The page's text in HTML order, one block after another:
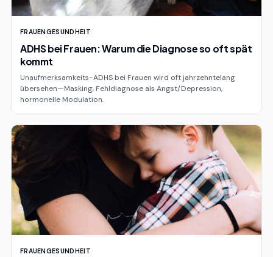
FRAUENGESUNDHEIT
ADHS bei Frauen: Warum die Diagnose so oft spät
kommt
Unaufmerksamkeits-ADHS bei Frauen wird oft jahrzehntelang
übersehen—Masking, Fehldiagnose als Angst/Depression,
hormonelle Modulation.
FRAUENGESUNDHEIT